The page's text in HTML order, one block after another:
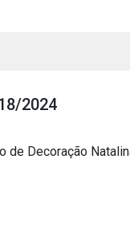
2024
de Decoração